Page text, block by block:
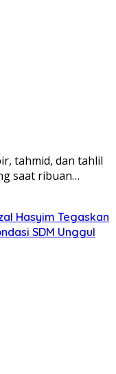
tahmid, dan tahlil
saat ribuan…
Hasyim Tegaskan
SDM Unggul